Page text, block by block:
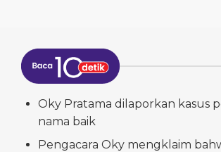
Oky Pratama dilaporkan kasus
nama baik
Pengacara Oky mengklaim